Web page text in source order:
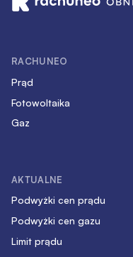
RACHUNEO
Prąd
Fotowoltaika
Gaz
AKTUALNE
Podwyżki cen prądu
Podwyżki cen gazu
Limit prądu